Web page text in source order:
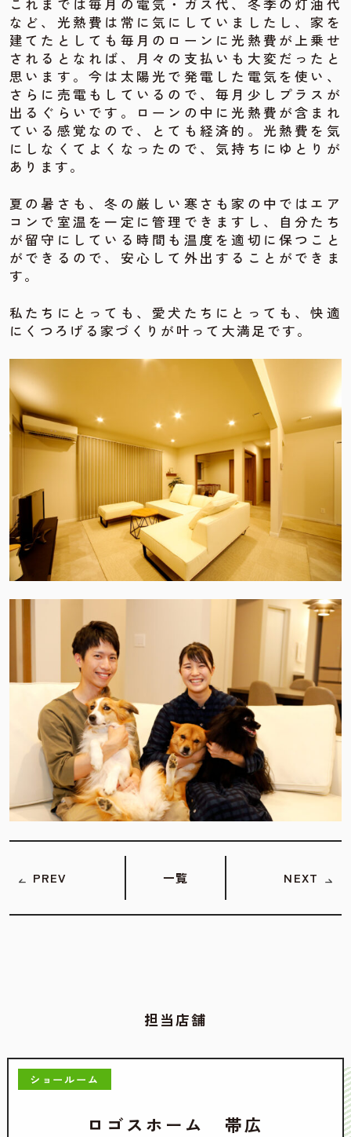
これまでは毎月の電気・ガス代、冬季の灯油代
など、光熱費は常に気にしていましたし、家を
建てたとしても毎月のローンに光熱費が上乗せ
されるとなれば、月々の支払いも大変だったと
思います。今は太陽光で発電した電気を使い、
さらに売電もしているので、毎月少しプラスが
出るぐらいです。ローンの中に光熱費が含まれ
ている感覚なので、とても経済的。光熱費を気
にしなくてよくなったので、気持ちにゆとりが
あります。
夏の暑さも、冬の厳しい寒さも家の中ではエア
コンで室温を一定に管理できますし、自分たち
が留守にしている時間も温度を適切に保つこと
ができるので、安心して外出することができま
す。
私たちにとっても、愛犬たちにとっても、快適
にくつろげる家づくりが叶って大満足です。
PREV 一覧 NEXT
担当店舗
ショールーム
ロゴスホーム 帯広